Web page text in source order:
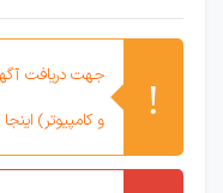
جهت دریافت
و کامپیوتر)